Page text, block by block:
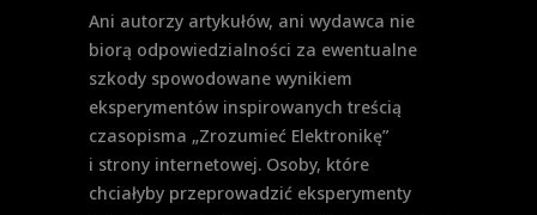
Ani autorzy artykułów, ani wydawca nie
biorą odpowiedzialności za ewentualne
szkody spowodowane wynikiem
eksperymentów inspirowanych treścią
czasopisma „Zrozumieć Elektronikę”
i strony internetowej. Osoby, które
chciałyby przeprowadzić eksperymenty